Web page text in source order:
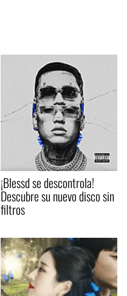
¡Blessd se descontrola!
Descubre su nuevo disco sin
filtros